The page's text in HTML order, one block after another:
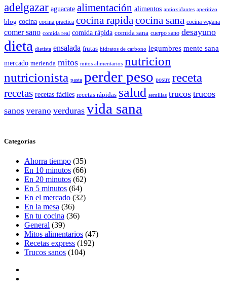
adelgazar aguacate alimentación alimentos antioxidantes aperitivo
blog cocina cocina practica cocina rapidacocina sana cocina vegana
comer sano comida real comida rápida comida sana cuerpo sano desayuno
dieta dietista ensalada frutas hidratos de carbono legumbres mente sana
mercado merienda mitos mitos alimentarios nutricion
nutricionista pasta perder peso postre receta
recetas recetas fáciles recetas rápidas salud semillas trucos trucos
sanos verano verduras vida sana
Categorías
Ahorra tiempo (35)
En 10 minutos (66)
En 20 minutos (62)
En 5 minutos (64)
En el mercado (32)
En la mesa (36)
En tu cocina (36)
General (39)
Mitos alimentarios (47)
Recetas express (192)
Trucos sanos (104)